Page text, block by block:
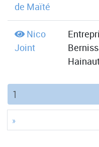
de Maïté
Nico
Joint
1
»